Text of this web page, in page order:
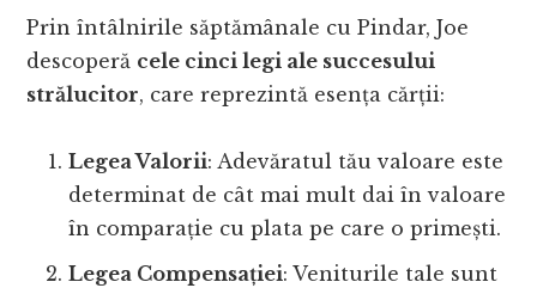
Prin întâlnirile săptămânale cu Pindar, Joe
descoperă cele cinci legi ale succesului
strălucitor, care reprezintă esența cărții:
Legea Valorii: Adevăratul tău valoare este
determinat de cât mai mult dai în valoare
în comparație cu plata pe care o primești.
Legea Compensației: Veniturile tale sunt